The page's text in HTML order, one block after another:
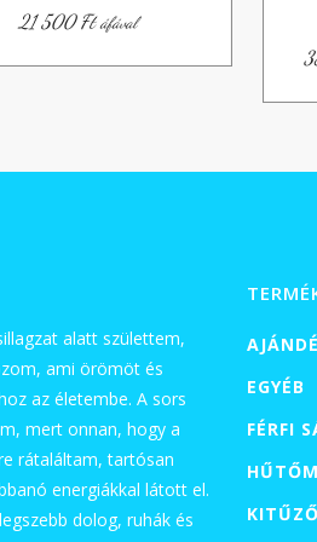
21 500Ft áfával
alatt születtem,
ami örömöt és
az életembe. A sors
mert onnan, hogy a
rátaláltam, tartósan
energiákkal látott el.
dolog, ruhák és
EGYÉB
FÉRFI